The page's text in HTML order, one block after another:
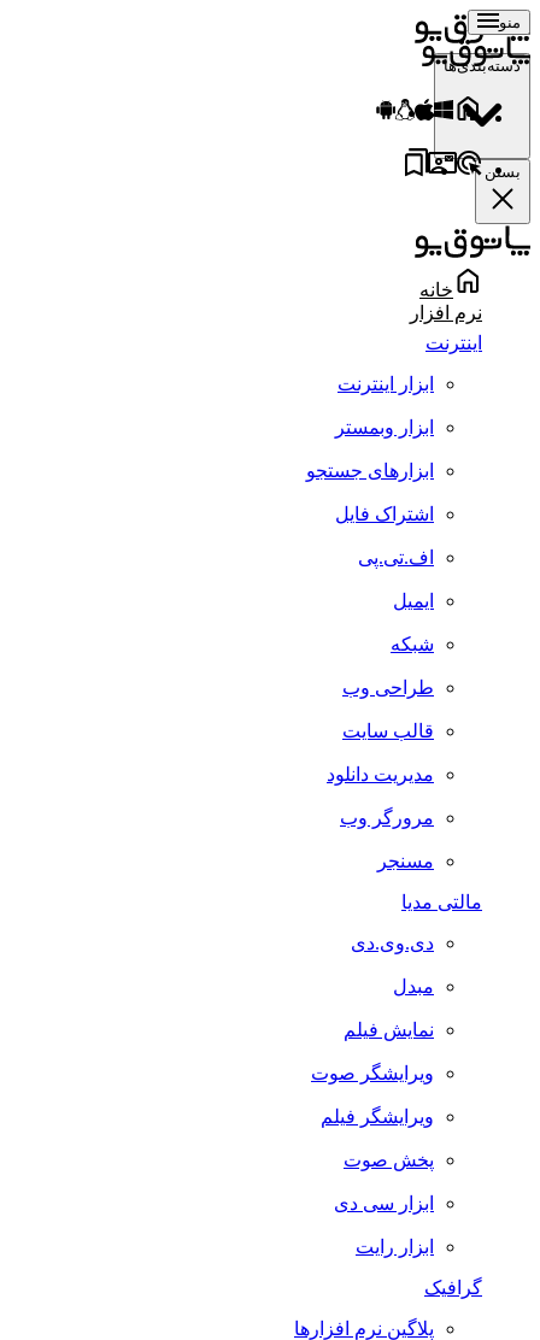
منو
دسته‌بندی‌ها
بستن
خانه
نرم افزار
اینترنت
ابزار اینترنت
ابزار وبمستر
ابزارهای جستجو
اشتراک فایل
اف.تی.پی
ایمیل
شبکه
طراحی وب
قالب سایت
مدیریت دانلود
مرورگر وب
مسنجر
مالتی مدیا
دی.وی.دی
مبدل
نمایش فیلم
ویرایشگر صوت
ویرایشگر فیلم
پخش صوت
ابزار سی دی
ابزار رایت
گرافیک
پلاگین نرم افزارها